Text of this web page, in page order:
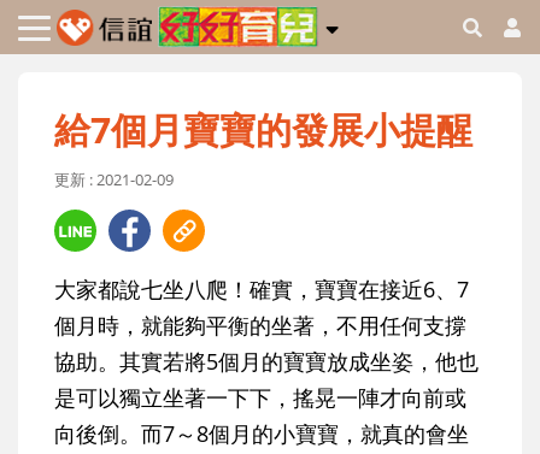
給7個月寶寶的發展小提醒
更新 : 2021-02-09
大家都說七坐八爬！確實，寶寶在接近6、7
個月時，就能夠平衡的坐著，不用任何支撐
協助。其實若將5個月的寶寶放成坐姿，他也
是可以獨立坐著一下下，搖晃一陣才向前或
向後倒。而7～8個月的小寶寶，就真的會坐